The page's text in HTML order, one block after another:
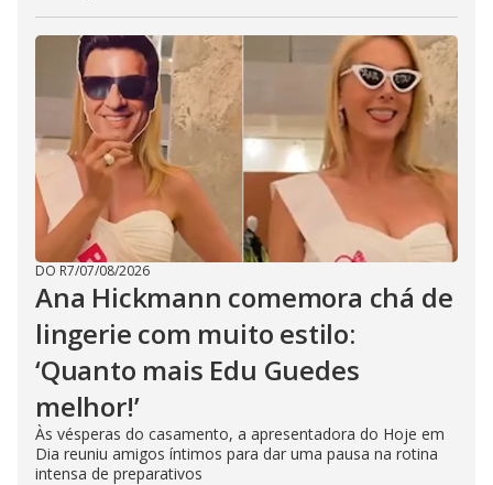
DO R7/07/08/2026
Ana Hickmann comemora chá de
lingerie com muito estilo:
‘Quanto mais Edu Guedes
melhor!’
Às vésperas do casamento, a apresentadora do Hoje em
Dia reuniu amigos íntimos para dar uma pausa na rotina
intensa de preparativos